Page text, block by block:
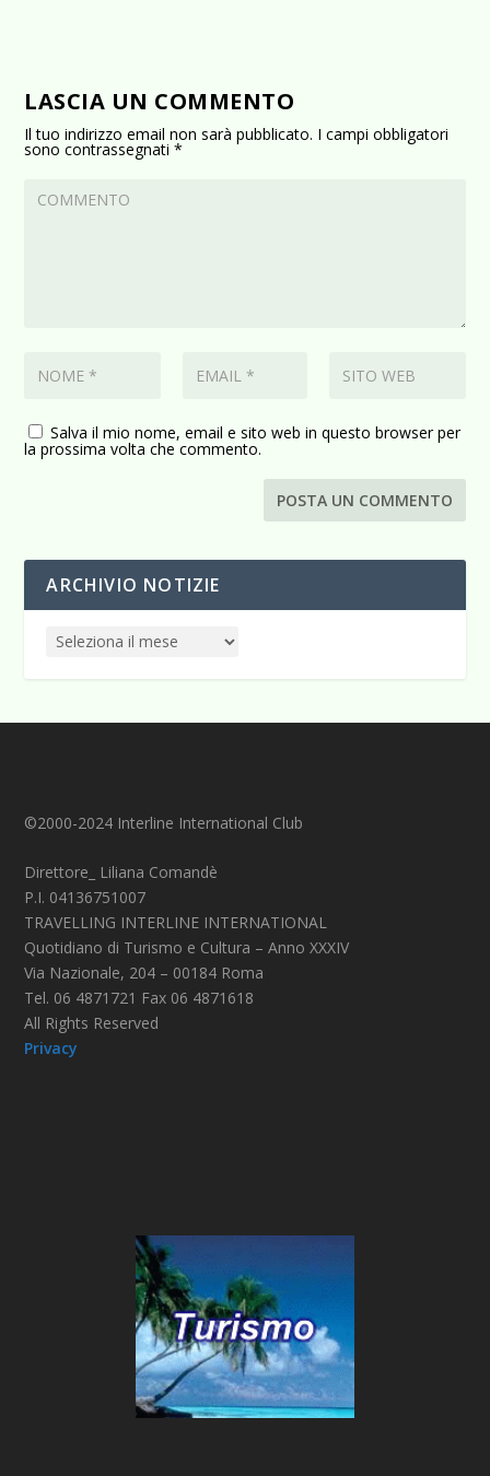
LASCIA UN COMMENTO
Il tuo indirizzo email non sarà pubblicato. I campi obbligatori
sono contrassegnati*
Salva il mio nome, email e sito web in questo browser per
la prossima volta che commento.
ARCHIVIO NOTIZIE
©2000-2024 Interline International Club
Direttore_ Liliana Comandè
P.I. 04136751007
TRAVELLING INTERLINE INTERNATIONAL
Quotidiano di Turismo e Cultura – Anno XXXIV
Via Nazionale, 204 – 00184 Roma
Tel. 06 4871721 Fax 06 4871618
All Rights Reserved
Privacy